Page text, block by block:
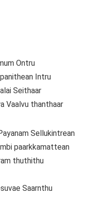
Ontru
Intru
Seithaar
Vaalvu thanthaar
Sellukintrean
paarkkamattean
thuthithu
Saarnthu